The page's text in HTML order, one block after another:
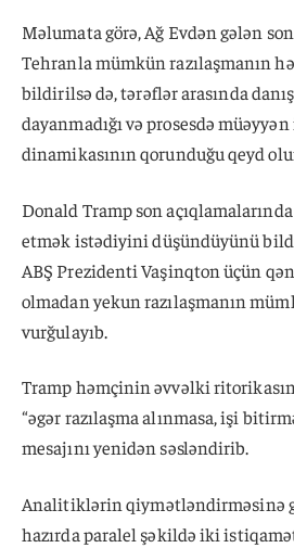
Məlumata görə, Ağ Evdən gələn
Tehranla mümkün razılaşmanın
bildirilsə də, tərəflər arasında
dayanmadığı və prosesdə
dinamikasının qorunduğu qeyd
Donald Tramp son
etmək istədiyini düşündüyünü
ABŞ Prezidenti Vaşinqton üçün
olmadan yekun razılaşmanın
vurğulayıb.
Tramp həmçinin əvvəlki
“əgər razılaşma alınmasa, işi
mesajını yenidən səsləndirib.
Analitiklərin qiymətləndirməsinə
hazırda paralel şəkildə iki